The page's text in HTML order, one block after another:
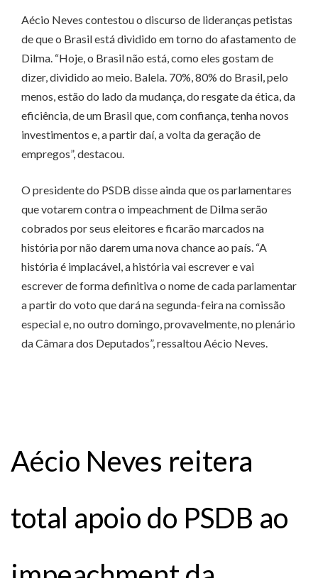
Aécio Neves contestou o discurso de lideranças petistas
de que o Brasil está dividido em torno do afastamento de
Dilma. “Hoje, o Brasil não está, como eles gostam de
dizer, dividido ao meio. Balela. 70%, 80% do Brasil, pelo
menos, estão do lado da mudança, do resgate da ética, da
eficiência, de um Brasil que, com confiança, tenha novos
investimentos e, a partir daí, a volta da geração de
empregos”, destacou.
O presidente do PSDB disse ainda que os parlamentares
que votarem contra o impeachment de Dilma serão
cobrados por seus eleitores e ficarão marcados na
história por não darem uma nova chance ao país. “A
história é implacável, a história vai escrever e vai
escrever de forma definitiva o nome de cada parlamentar
a partir do voto que dará na segunda-feira na comissão
especial e, no outro domingo, provavelmente, no plenário
da Câmara dos Deputados”, ressaltou Aécio Neves.
Aécio Neves reitera
total apoio do PSDB ao